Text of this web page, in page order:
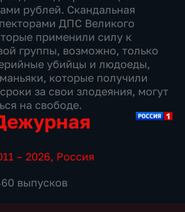
рублей. Скандальная
ДПС Великого
применили силу к
группы, возможно, только
убийцы и людоеды,
которые получили
за свои злодеяния, могут
на свободе.
– 2026, Россия
выпусков